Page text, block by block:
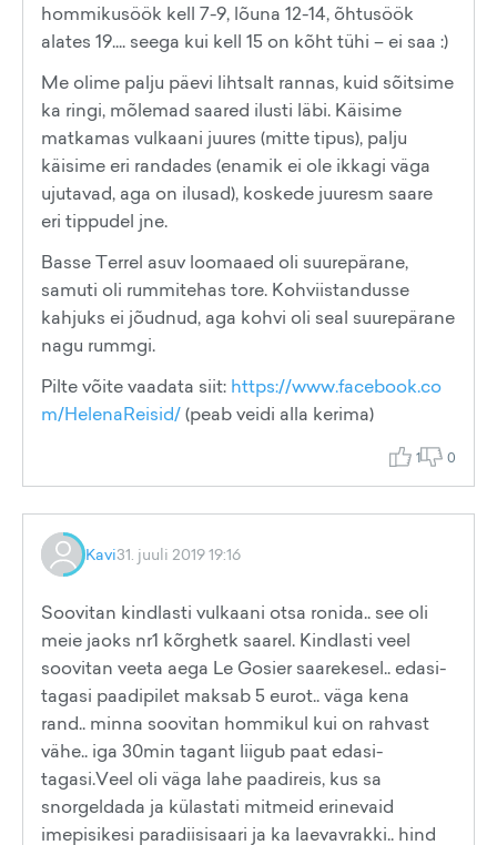
hommikusöök kell 7-9, lõuna 12-14, õhtusöök
alates 19.... seega kui kell 15 on kõht tühi – ei saa :)
Me olime palju päevi lihtsalt rannas, kuid sõitsime
ka ringi, mõlemad saared ilusti läbi. Käisime
matkamas vulkaani juures (mitte tipus), palju
käisime eri randades (enamik ei ole ikkagi väga
ujutavad, aga on ilusad), koskede juuresm saare
eri tippudel jne.
Basse Terrel asuv loomaaed oli suurepärane,
samuti oli rummitehas tore. Kohviistandusse
kahjuks ei jõudnud, aga kohvi oli seal suurepärane
nagu rummgi.
Pilte võite vaadata siit: https://www.facebook.co
m/HelenaReisid/(peab veidi alla kerima)
1 0
Kavi31. juuli 2019 19:16
Soovitan kindlasti vulkaani otsa ronida.. see oli
meie jaoks nr1 kõrghetk saarel. Kindlasti veel
soovitan veeta aega Le Gosier saarekesel.. edasi-
tagasi paadipilet maksab 5 eurot.. väga kena
rand.. minna soovitan hommikul kui on rahvast
vähe.. iga 30min tagant liigub paat edasi-
tagasi.Veel oli väga lahe paadireis, kus sa
snorgeldada ja külastati mitmeid erinevaid
imepisikesi paradiisisaari ja ka laevavrakki.. hind